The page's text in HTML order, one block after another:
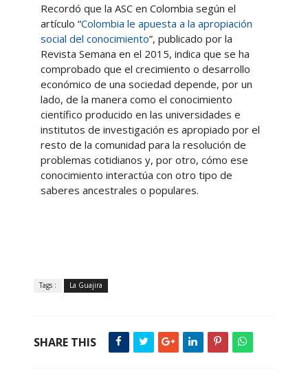
Recordó que la ASC en Colombia según el
artículo “Colombia le apuesta a la apropiación
social del conocimiento”, publicado por la
Revista Semana en el 2015, indica que se ha
comprobado que el crecimiento o desarrollo
económico de una sociedad depende, por un
lado, de la manera como el conocimiento
científico producido en las universidades e
institutos de investigación es apropiado por el
resto de la comunidad para la resolución de
problemas cotidianos y, por otro, cómo ese
conocimiento interactúa con otro tipo de
saberes ancestrales o populares.
Tags : La Guajira
SHARE THIS